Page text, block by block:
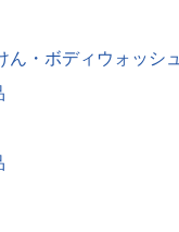
ん・ボディウォッシュ